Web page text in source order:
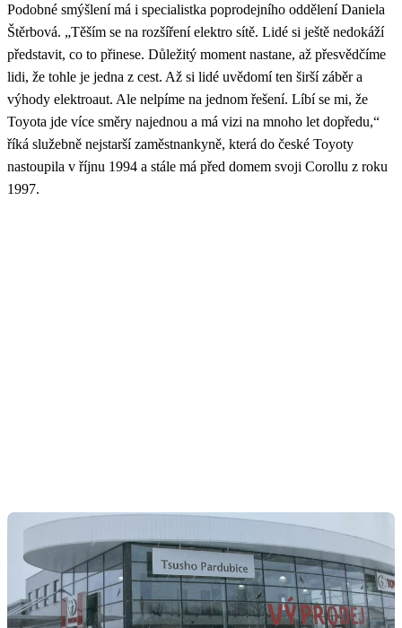
Podobné smýšlení má i specialistka poprodejního oddělení Daniela
Štěrbová. „Těším se na rozšíření elektro sítě. Lidé si ještě nedokáží
představit, co to přinese. Důležitý moment nastane, až přesvědčíme
lidi, že tohle je jedna z cest. Až si lidé uvědomí ten širší záběr a
výhody elektroaut. Ale nelpíme na jednom řešení. Líbí se mi, že
Toyota jde více směry najednou a má vizi na mnoho let dopředu,“
říká služebně nejstarší zaměstnankyně, která do české Toyoty
nastoupila v říjnu 1994 a stále má před domem svoji Corollu z roku
1997.